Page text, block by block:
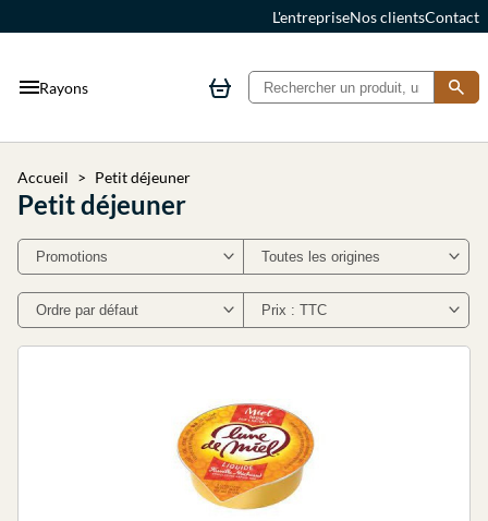
L'entrepriseNos clientsContact
Rayons
Accueil Petit déjeuner
Petit déjeuner